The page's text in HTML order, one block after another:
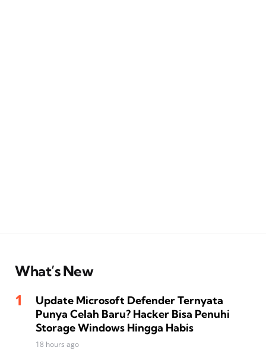
What’s New
Update Microsoft Defender Ternyata
Punya Celah Baru? Hacker Bisa Penuhi
Storage Windows Hingga Habis
18 hours ago